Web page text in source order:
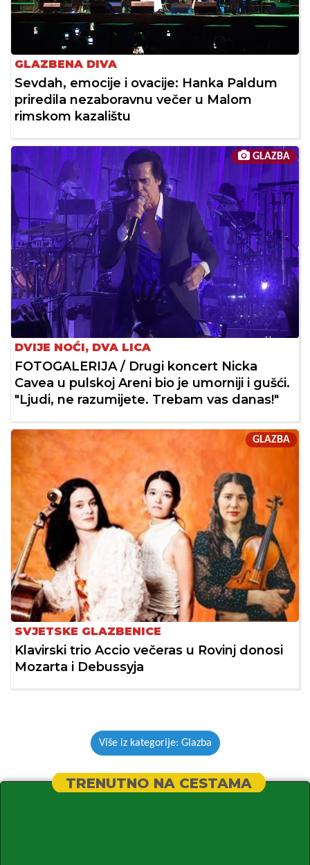
GLAZBENA DIVA
Sevdah, emocije i ovacije: Hanka Paldum
priredila nezaboravnu večer u Malom
rimskom kazalištu
GLAZBA
DVIJE NOĆI, DVA LICA
FOTOGALERIJA / Drugi koncert Nicka
Cavea u pulskoj Areni bio je umorniji i gušći.
"Ljudi, ne razumijete. Trebam vas danas!"
GLAZBA
SVJETSKE GLAZBENICE
Klavirski trio Accio večeras u Rovinj donosi
Mozarta i Debussyja
Više iz kategorije: Glazba
TRENUTNO NA CESTAMA